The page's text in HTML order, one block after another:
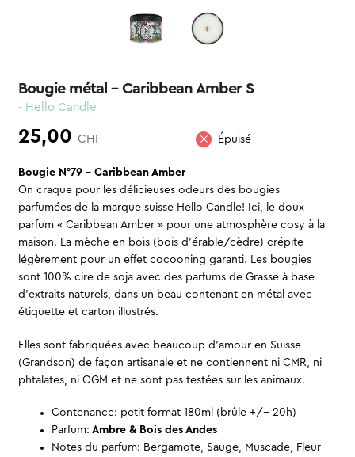
Bougie métal – Caribbean Amber S
- Hello Candle
25,00 CHF Épuisé
Bougie N°79 – Caribbean Amber
On craque pour les délicieuses odeurs des bougies
parfumées de la marque suisse Hello Candle! Ici, le doux
parfum « Caribbean Amber » pour une atmosphère cosy à la
maison. La mèche en bois (bois d’érable/cèdre) crépite
légèrement pour un effet cocooning garanti. Les bougies
sont 100% cire de soja avec des parfums de Grasse à base
d’extraits naturels, dans un beau contenant en métal avec
étiquette et carton illustrés.
Elles sont fabriquées avec beaucoup d’amour en Suisse
(Grandson) de façon artisanale et ne contiennent ni CMR, ni
phtalates, ni OGM et ne sont pas testées sur les animaux.
Contenance: petit format 180ml (brûle +/- 20h)
Parfum: Ambre & Bois des Andes
Notes du parfum: Bergamote, Sauge, Muscade, Fleur